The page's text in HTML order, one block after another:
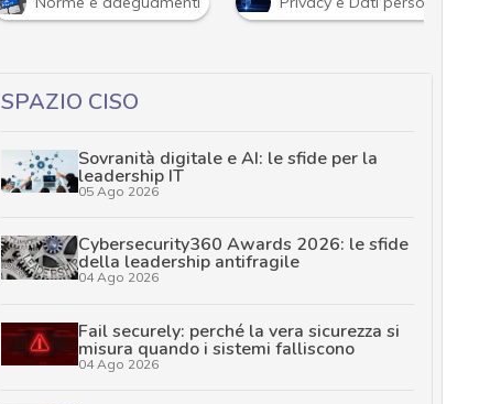
SPAZIO CISO
Sovranità digitale e AI: le sfide per la
leadership IT
05 Ago 2026
Cybersecurity360 Awards 2026: le sfide
della leadership antifragile
04 Ago 2026
Fail securely: perché la vera sicurezza si
misura quando i sistemi falliscono
04 Ago 2026